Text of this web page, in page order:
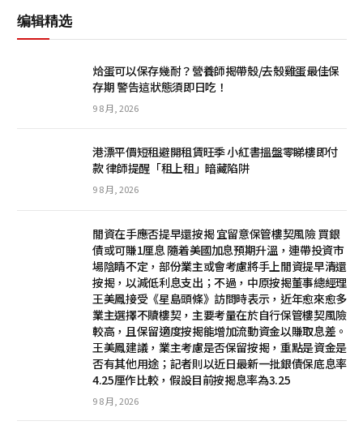
编辑精选
烚蛋可以保存幾耐？營養師揭帶殼/去殼雞蛋最佳保
存期 警告這狀態須即日吃！
9 8 月, 2026
港漂平價短租避開租賃旺季 小紅書搵盤零睇樓即付
款 律師提醒「租上租」暗藏陷阱
9 8 月, 2026
閒資在手應否提早還按揭 宜留意保管樓契風險 買銀
債或可賺1厘息 隨着美國加息預期升溫，連帶投資市
場陰睛不定，部份業主或會考慮將手上閒資提早清還
按揭，以減低利息支出；不過，中原按揭董事總經理
王美鳳接受《星島頭條》訪問時表示，近年愈來愈多
業主選擇不贖樓契，主要考量在於自行保管樓契風險
較高，且保留適度按揭能增加流動資金以賺取息差。
王美鳳建議，業主考慮是否保留按揭，重點是資金是
否有其他用途；記者則以近日最新一批銀債保底息率
4.25厘作比較，假設目前按揭息率為3.25
9 8 月, 2026